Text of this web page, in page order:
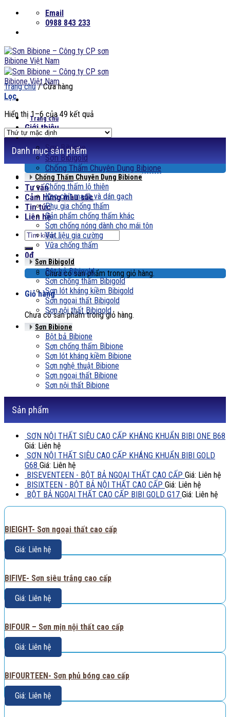
Skip
content
Email
0988 843 233
Trang chủ
Giới thiệu
Sản phẩm
Sơn Bibione
Sơn Bibigold
Chống Thấm Chuyên Dụng Bibione
Phối màu sơn
Tư vấn
Cảm hứng màu sắc
Tin tức
Liên hệ
Tìm
kiếm:
0₫
Chưa có sản phẩm trong giỏ hàng.
Giỏ hàng
Chưa có sản phẩm trong giỏ hàng.
Trang chủ /Cửa hàng
Lọc
Hiển thị 1–6 của 49 kết quả
Danh mục sản phẩm
Chống Thấm Chuyên Dụng Bibione
Chống thấm lộ thiên
Keo chít mạch và dán gạch
Phụ gia chống thấm
Sản phẩm chống thấm khác
Sơn chống nóng dành cho mái tôn
Vật liệu gia cường
Vữa chống thấm
Sơn Bibigold
Bột bả Bibigold
Sơn chống thấm Bibigold
Sơn lót kháng kiềm Bibigold
Sơn ngoại thất Bibigold
Sơn nội thất Bibigold
Sơn Bibione
Bột bả Bibione
Sơn chống thấm Bibione
Sơn lót kháng kiềm Bibione
Sơn nghệ thuật Bibione
Sơn ngoại thất Bibione
Sơn nội thất Bibione
Sản phẩm
SƠN NỘI THẤT SIÊU CAO CẤP KHÁNG KHUẨN BIBI ONE B68
Giá: Liên hệ
SƠN NỘI THẤT SIÊU CAO CẤP KHÁNG KHUẨN BIBI GOLD
G68 Giá: Liên hệ
BISEVENTEEN - BỘT BẢ NGOẠI THẤT CAO CẤP Giá: Liên hệ
BISIXTEEN - BỘT BẢ NỘI THẤT CAO CẤP Giá: Liên hệ
BỘT BẢ NGOẠI THẤT CAO CẤP BIBI GOLD G17 Giá: Liên hệ
BIEIGHT- Sơn ngoại thất cao cấp
Giá: Liên hệ
BIFIVE- Sơn siêu trắng cao cấp
Giá: Liên hệ
BIFOUR – Sơn mịn nội thất cao cấp
Giá: Liên hệ
BIFOURTEEN- Sơn phủ bóng cao cấp
Giá: Liên hệ